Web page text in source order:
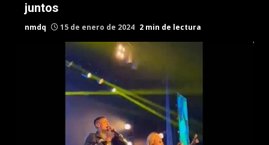
juntos
nmdq 15 de enero de 2024 2 min de lectura